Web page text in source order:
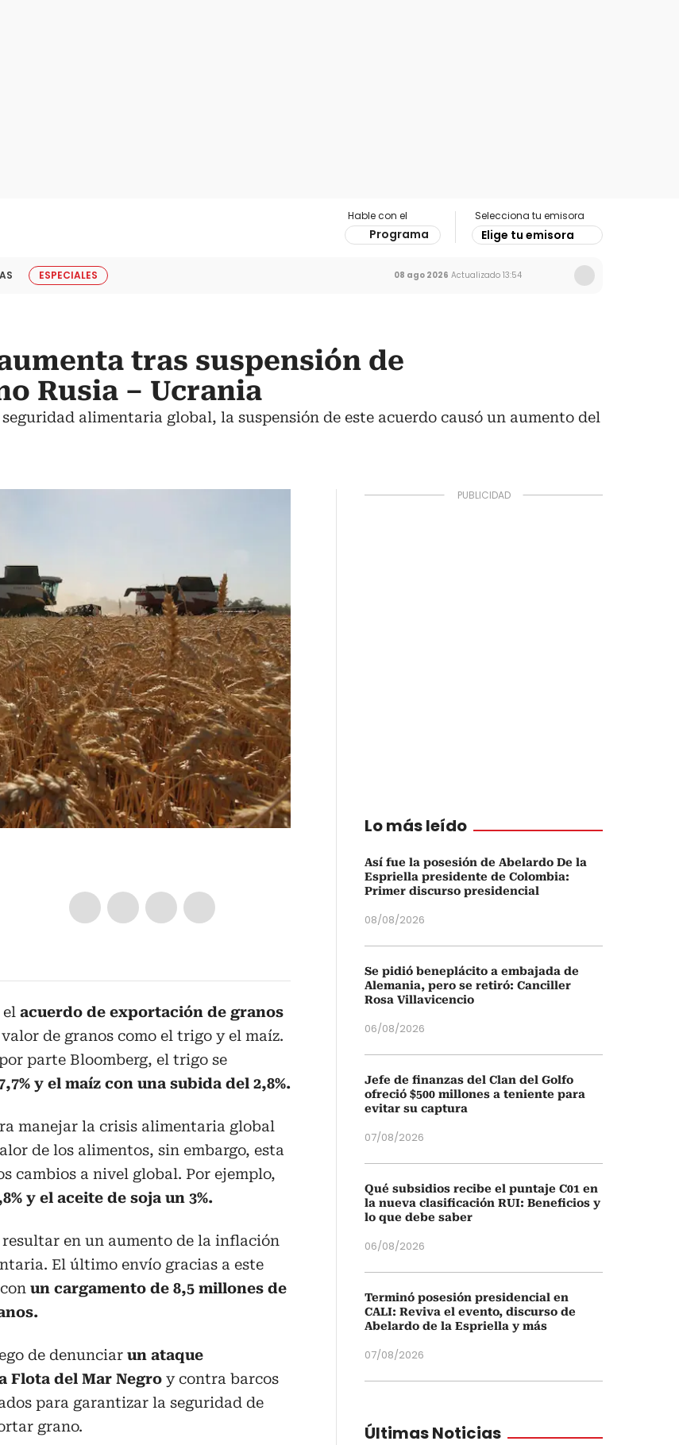
Hable con el
Programa
Selecciona tu emisora
Elige tu emisora
ESPECIALES 08 ago 2026 Actualizado 13:54
tras suspensión de
Rusia – Ucrania
alimentaria global, la suspensión de este acuerdo causó un aumento del
acuerdo de exportación de granos
de granos como el trigo y el maíz.
parte Bloomberg, el trigo se
y el maíz con una subida del 2,8%.
manejar la crisis alimentaria global
de los alimentos, sin embargo, esta
cambios a nivel global. Por ejemplo,
y el aceite de soja un 3%.
en un aumento de la inflación
El último envío gracias a este
un cargamento de 8,5 millones de
de denunciar un ataque
Flota del Mar Negro y contra barcos
para garantizar la seguridad de
grano.
Lo más leído
Así fue la posesión de Abelardo De la
Espriella presidente de Colombia:
Primer discurso presidencial
08/08/2026
Se pidió beneplácito a embajada de
Alemania, pero se retiró: Canciller
Rosa Villavicencio
06/08/2026
Jefe de finanzas del Clan del Golfo
ofreció $500 millones a teniente para
evitar su captura
07/08/2026
Qué subsidios recibe el puntaje C01 en
la nueva clasificación RUI: Beneficios y
lo que debe saber
06/08/2026
Terminó posesión presidencial en
CALI: Reviva el evento, discurso de
Abelardo de la Espriella y más
07/08/2026
Últimas Noticias